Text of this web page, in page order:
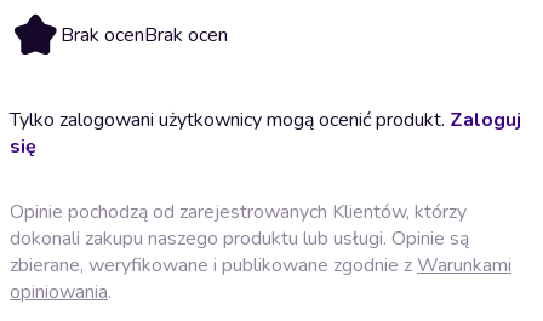
Brak ocenBrak ocen
Tylko zalogowani użytkownicy mogą ocenić produkt. Zaloguj
się
Opinie pochodzą od zarejestrowanych Klientów, którzy
dokonali zakupu naszego produktu lub usługi. Opinie są
zbierane, weryfikowane i publikowane zgodnie zWarunkami
opiniowania.